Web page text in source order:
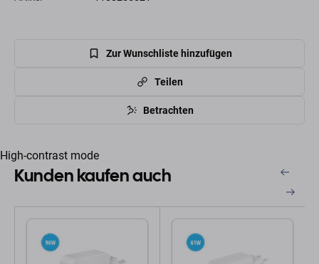
Zur Wunschliste hinzufügen
Teilen
Betrachten
High-contrast mode
Kunden kaufen auch